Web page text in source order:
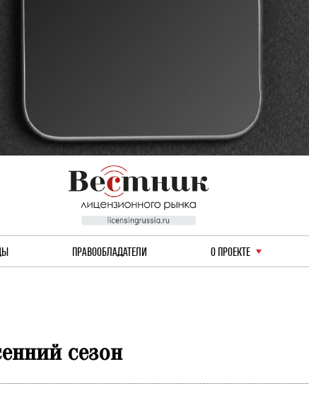
ПРАВООБЛАДАТЕЛИ О ПРОЕКТЕ
сезон